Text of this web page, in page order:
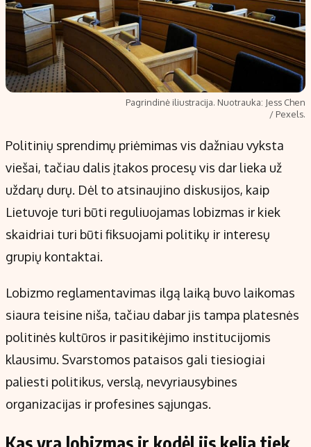
Pagrindinė iliustracija. Nuotrauka: Jess Chen
/ Pexels.
Politinių sprendimų priėmimas vis dažniau vyksta
viešai, tačiau dalis įtakos procesų vis dar lieka už
uždarų durų. Dėl to atsinaujino diskusijos, kaip
Lietuvoje turi būti reguliuojamas lobizmas ir kiek
skaidriai turi būti fiksuojami politikų ir interesų
grupių kontaktai.
Lobizmo reglamentavimas ilgą laiką buvo laikomas
siaura teisine niša, tačiau dabar jis tampa platesnės
politinės kultūros ir pasitikėjimo institucijomis
klausimu. Svarstomos pataisos gali tiesiogiai
paliesti politikus, verslą, nevyriausybines
organizacijas ir profesines sąjungas.